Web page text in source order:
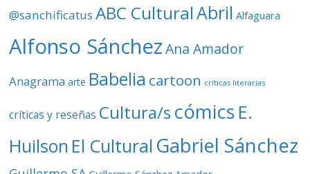
e
@sanchificatus ABC CulturalAbril Alfaguara
Alfonso Sánchez Ana Amador
Anagrama arte Babelia cartoon críticas literarias
críticas y reseñas Cultura/s cómics E.
Huilson El Cultural Gabriel Sánchez